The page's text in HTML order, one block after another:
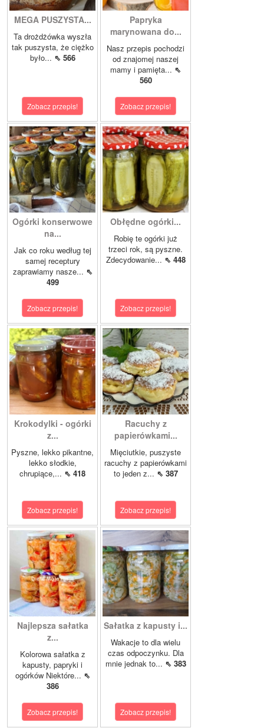
MEGA PUSZYSTA...
Ta drożdżówka wyszła
tak puszysta, że ciężko
było... ⇖ 566
Zobacz przepis!
Papryka
marynowana do...
Nasz przepis pochodzi
od znajomej naszej
mamy i pamięta... ⇖
560
Zobacz przepis!
Ogórki konserwowe
na...
Jak co roku według tej
samej receptury
zaprawiamy nasze... ⇖
499
Zobacz przepis!
Obłędne ogórki...
Robię te ogórki już
trzeci rok, są pyszne.
Zdecydowanie... ⇖ 448
Zobacz przepis!
Krokodylki - ogórki
z...
Pyszne, lekko pikantne,
lekko słodkie,
chrupiące,... ⇖ 418
Zobacz przepis!
Racuchy z
papierówkami...
Mięciutkie, puszyste
racuchy z papierówkami
to jeden z... ⇖ 387
Zobacz przepis!
Najlepsza sałatka
z...
Kolorowa sałatka z
kapusty, papryki i
ogórków Niektóre... ⇖
386
Zobacz przepis!
Sałatka z kapusty i...
Wakacje to dla wielu
czas odpoczynku. Dla
mnie jednak to... ⇖ 383
Zobacz przepis!